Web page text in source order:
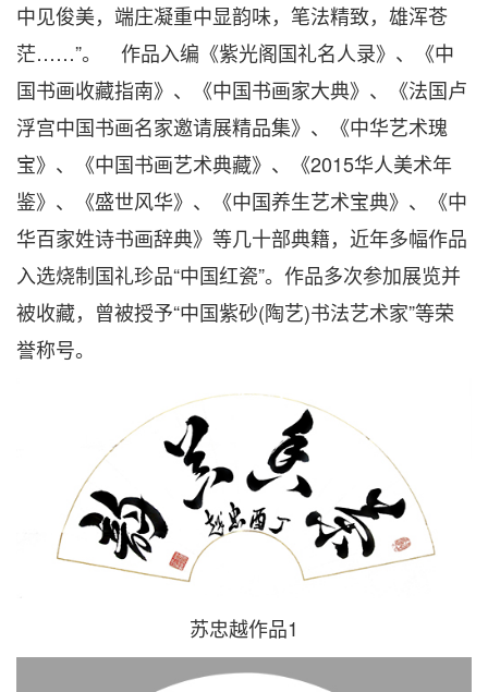
中见俊美，端庄凝重中显韵味，笔法精致，雄浑苍
茫……”。 作品入编《紫光阁国礼名人录》、《中
国书画收藏指南》、《中国书画家大典》、《法国卢
浮宫中国书画名家邀请展精品集》、《中华艺术瑰
宝》、《中国书画艺术典藏》、《2015华人美术年
鉴》、《盛世风华》、《中国养生艺术宝典》、《中
华百家姓诗书画辞典》等几十部典籍，近年多幅作品
入选烧制国礼珍品“中国红瓷”。作品多次参加展览并
被收藏，曾被授予“中国紫砂(陶艺)书法艺术家”等荣
誉称号。
苏忠越作品1